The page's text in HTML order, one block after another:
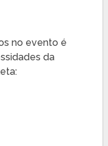
no evento é
da